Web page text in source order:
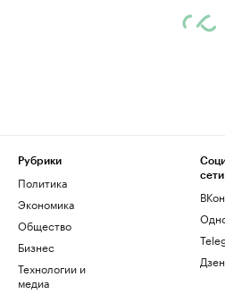
Рубрики
Политика
Экономика
Общество
Бизнес
Технологии и
медиа
сети
Дзен